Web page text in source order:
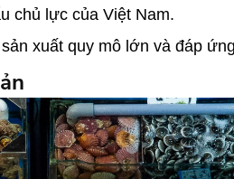
chủ lực của Việt Nam.
xuất quy mô lớn và đáp